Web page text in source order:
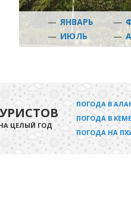
— ЯНВАРЬ —
— ИЮЛЬ —
ЦЕЛЫЙ ГОД
ПОГОДА В
ПОГОДА В
ПОГОДА НА